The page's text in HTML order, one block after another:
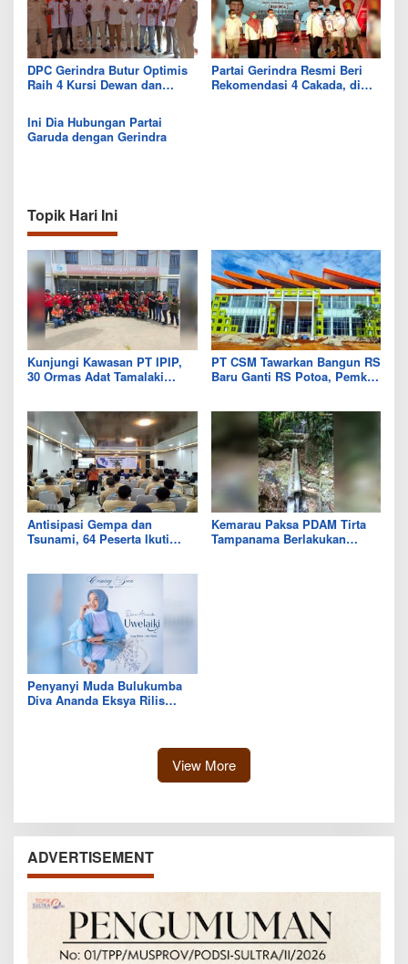
DPC Gerindra Butur Optimis
Raih 4 Kursi Dewan dan
Partai Gerindra Resmi Beri
Rekomendasi 4 Cakada, di
Ini Dia Hubungan Partai
Garuda dengan Gerindra
Topik Hari Ini
Kunjungi Kawasan PT IPIP,
30 Ormas Adat Tamalaki
PT CSM Tawarkan Bangun RS
Baru Ganti RS Potoa, Pemkab
Antisipasi Gempa dan
Tsunami, 64 Peserta Ikuti
Kemarau Paksa PDAM Tirta
Tampanama Berlakukan
Penyanyi Muda Bulukumba
Diva Ananda Eksya Rilis
View More
ADVERTISEMENT